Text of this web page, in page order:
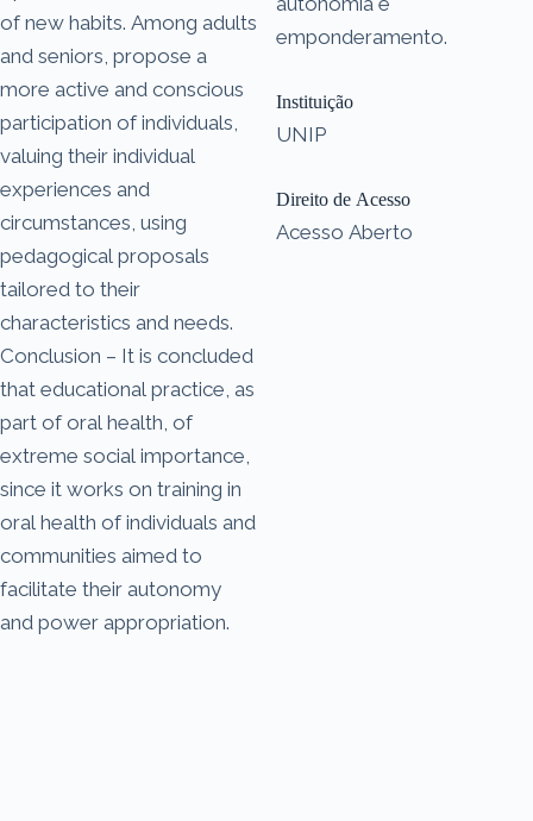
of new habits. Among adults
and seniors, propose a
more active and conscious
participation of individuals,
valuing their individual
experiences and
circumstances, using
pedagogical proposals
tailored to their
characteristics and needs.
Conclusion – It is concluded
that educational practice, as
part of oral health, of
extreme social importance,
since it works on training in
oral health of individuals and
communities aimed to
facilitate their autonomy
and power appropriation.
emponderamento.
Instituição
UNIP
Direito de Acesso
Acesso Aberto